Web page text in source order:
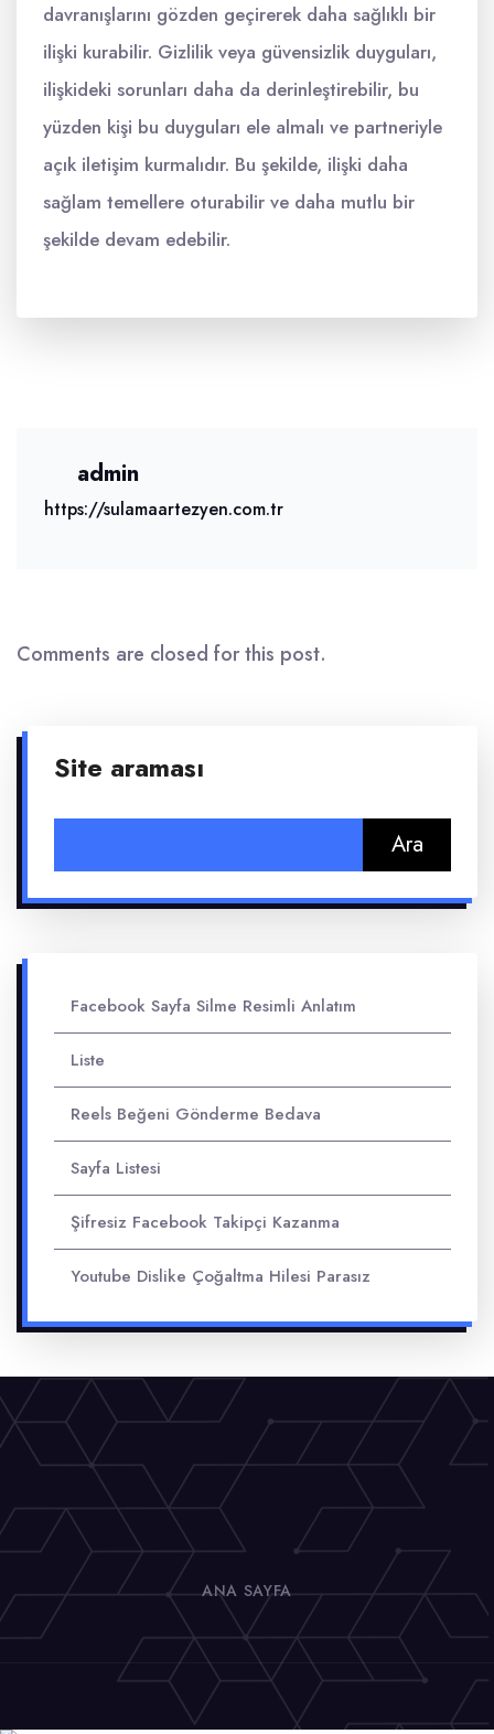
davranışlarını gözden geçirerek daha sağlıklı bir
ilişki kurabilir. Gizlilik veya güvensizlik duyguları,
ilişkideki sorunları daha da derinleştirebilir, bu
yüzden kişi bu duyguları ele almalı ve partneriyle
açık iletişim kurmalıdır. Bu şekilde, ilişki daha
sağlam temellere oturabilir ve daha mutlu bir
şekilde devam edebilir.
admin
https://sulamaartezyen.com.tr
Comments are closed for this post.
Site araması
Facebook Sayfa Silme Resimli Anlatım
Liste
Reels Beğeni Gönderme Bedava
Sayfa Listesi
Şifresiz Facebook Takipçi Kazanma
Youtube Dislike Çoğaltma Hilesi Parasız
ANA SAYFA